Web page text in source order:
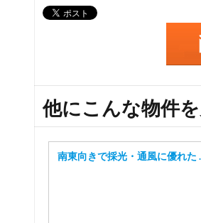
他にこんな物件
南東向きで採光・通風に優れた